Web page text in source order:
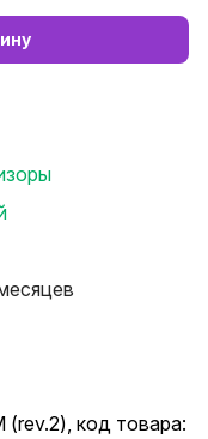
(rev.2), код товара: